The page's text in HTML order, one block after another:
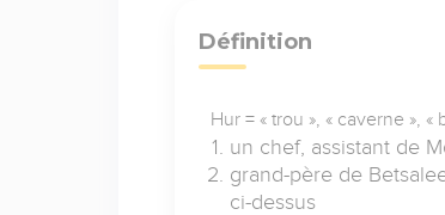
Définition
Hur = « trou », « caverne », «
un chef, assistant de
grand-père de
ci-dessus